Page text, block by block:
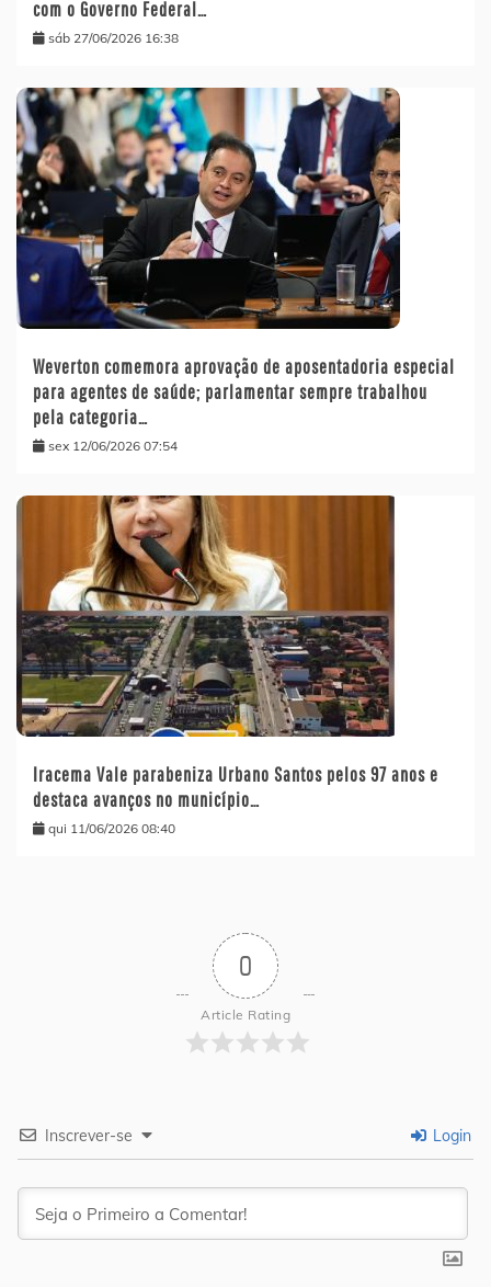
com o Governo Federal…
sáb 27/06/2026 16:38
Weverton comemora aprovação de aposentadoria especial
para agentes de saúde; parlamentar sempre trabalhou
pela categoria…
sex 12/06/2026 07:54
Iracema Vale parabeniza Urbano Santos pelos 97 anos e
destaca avanços no município…
qui 11/06/2026 08:40
0
Article Rating
Inscrever-se Login